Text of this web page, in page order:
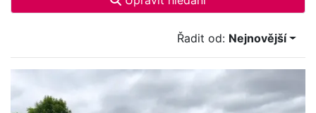
Řadit od: Nejnovější